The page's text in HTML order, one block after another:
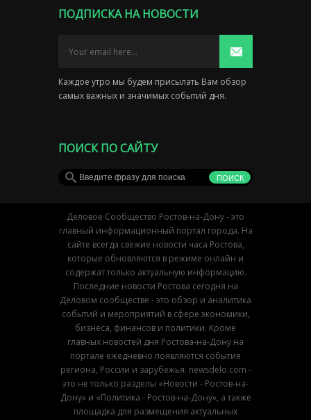
ПОДПИСКА НА НОВОСТИ
Каждое утро мы будем присылать Вам обзор
самых важных и значимых событий дня.
ПОИСК ПО САЙТУ
Деловое Сообщество Ростов-на-Дону - это
главный информационный портал города. На
сайте всегда свежие новости часа Ростова,
которые обновляются в режиме онлайн и
содержат только актуальную информацию.
Последние новости Ростова сегодня на
Деловом сообществе - это обзор и аналитика
событий и мероприятий в сфере экономики,
бизнеса, финансов и политики. Кроме
главных новостей дня Ростова-на-Дону на
портале ежедневно появляются события
региона, России и зарубежья. newsdelo.com -
это не только разделы «Новости - Ростов-на-
Дону» и «Политика - Ростов-на-Дону», а также
площадка для размещения актуальных